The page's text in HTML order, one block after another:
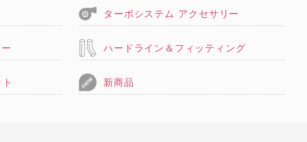
ターボシステム アクセサリー
ハードライン＆フィッティング
新商品